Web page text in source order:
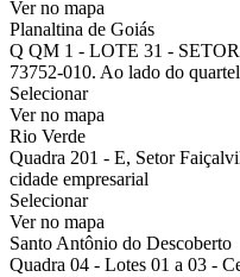
Ver no mapa
Planaltina de Goiás
Q QM 1 - LOTE 31 -
73752-010. Ao lado do
Selecionar
Ver no mapa
Rio Verde
Quadra 201 - E, Setor
cidade empresarial
Selecionar
Ver no mapa
Santo Antônio do Descoberto
Quadra 04 - Lotes 01 a 03 -